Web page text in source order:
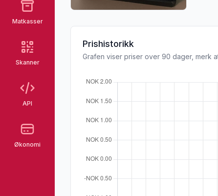
Matkasser
Skanner
API
Økonomi
Prishistorikk
Grafen viser priser over 90 dager, merk